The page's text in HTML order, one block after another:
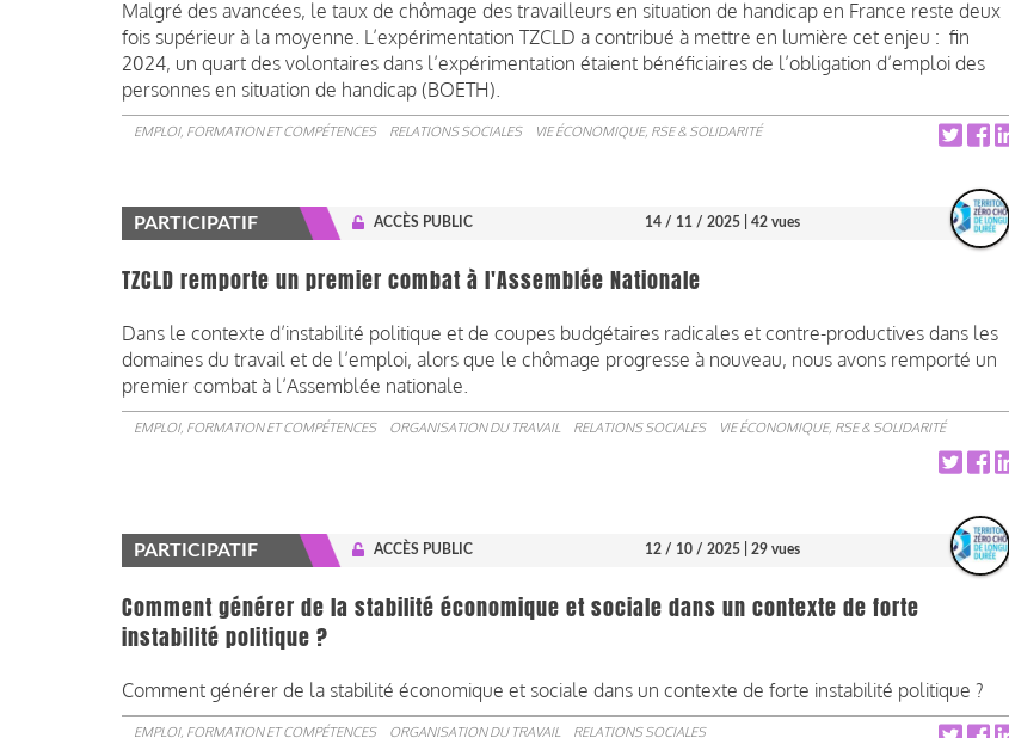
Malgré des avancées, le taux de chômage des travailleurs en situation de handicap en France reste deux
fois supérieur à la moyenne. L’expérimentation TZCLD a contribué à mettre en lumière cet enjeu : fin
2024, un quart des volontaires dans l’expérimentation étaient bénéficiaires de l’obligation d’emploi des
personnes en situation de handicap (BOETH).
EMPLOI, FORMATION ET COMPÉTENCES RELATIONS SOCIALES VIE ÉCONOMIQUE, RSE & SOLIDARITÉ
PARTICIPATIF ACCÈS PUBLIC 14 / 11 / 2025 | 42 vues
TZCLD remporte un premier combat à l'Assemblée Nationale
Dans le contexte d’instabilité politique et de coupes budgétaires radicales et contre-productives dans les
domaines du travail et de l’emploi, alors que le chômage progresse à nouveau, nous avons remporté un
premier combat à l’Assemblée nationale.
EMPLOI, FORMATION ET COMPÉTENCES ORGANISATION DU TRAVAIL RELATIONS SOCIALES VIE ÉCONOMIQUE, RSE & SOLIDARITÉ
PARTICIPATIF ACCÈS PUBLIC 12 / 10 / 2025 | 29 vues
Comment générer de la stabilité économique et sociale dans un contexte de forte
instabilité politique ?
Comment générer de la stabilité économique et sociale dans un contexte de forte instabilité politique ?
EMPLOI, FORMATION ET COMPÉTENCES ORGANISATION DU TRAVAIL RELATIONS SOCIALES